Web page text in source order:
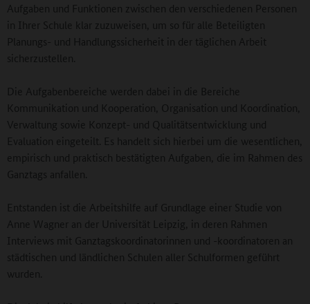
Aufgaben und Funktionen zwischen den verschiedenen Personen
in Ihrer Schule klar zuzuweisen, um so für alle Beteiligten
Planungs- und Handlungssicherheit in der täglichen Arbeit
sicherzustellen.
Die Aufgabenbereiche werden dabei in die Bereiche
Kommunikation und Kooperation, Organisation und Koordination,
Verwaltung sowie Konzept- und Qualitätsentwicklung und
Evaluation eingeteilt. Es handelt sich hierbei um die wesentlichen,
empirisch und praktisch bestätigten Aufgaben, die im Rahmen des
Ganztags anfallen.
Entstanden ist die Arbeitshilfe auf Grundlage einer Studie von
Anne Wagner an der Universität Leipzig, in deren Rahmen
Interviews mit Ganztagskoordinatorinnen und -koordinatoren an
städtischen und ländlichen Schulen aller Schulformen geführt
wurden.